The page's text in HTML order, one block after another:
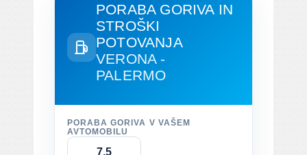
PORABA GORIVA IN
STROŠKI
POTOVANJA
VERONA -
PALERMO
PORABA GORIVA V VAŠEM
AVTOMOBILU